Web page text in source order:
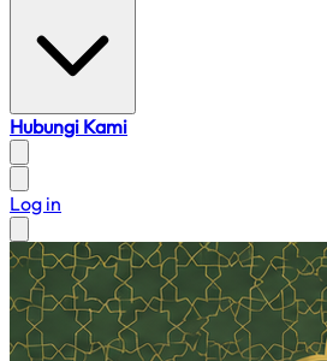
Hubungi Kami
Log in